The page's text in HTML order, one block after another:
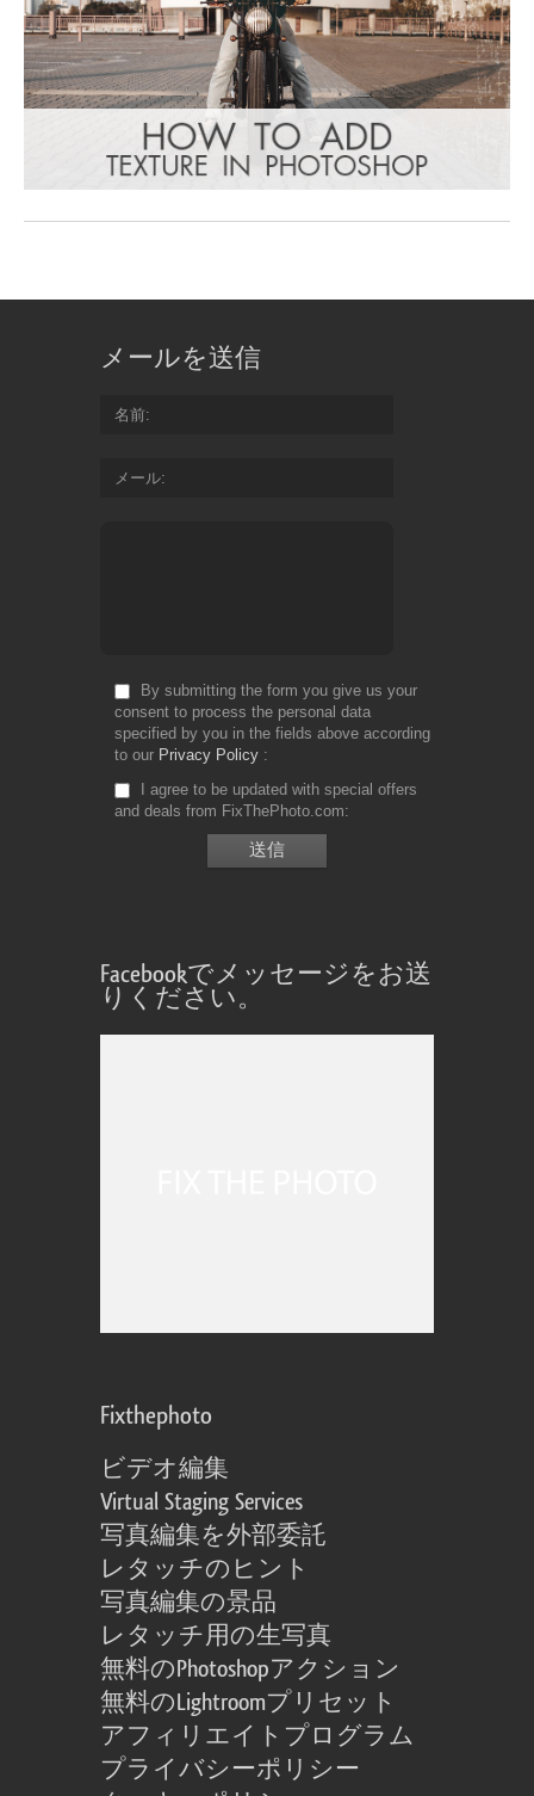
メールを送信
名前
メール
By submitting the form you give us your
consent to process the personal data
specified by you in the fields above according
to our Privacy Policy
I agree to be updated with special offers
and deals from FixThePhoto.com
Facebookでメッセージをお送
りください。
Fixthephoto
ビデオ編集
Virtual Staging Services
写真編集を外部委託
レタッチのヒント
写真編集の景品
レタッチ用の生写真
無料のPhotoshopアクション
無料のLightroomプリセット
アフィリエイトプログラム
プライバシーポリシー